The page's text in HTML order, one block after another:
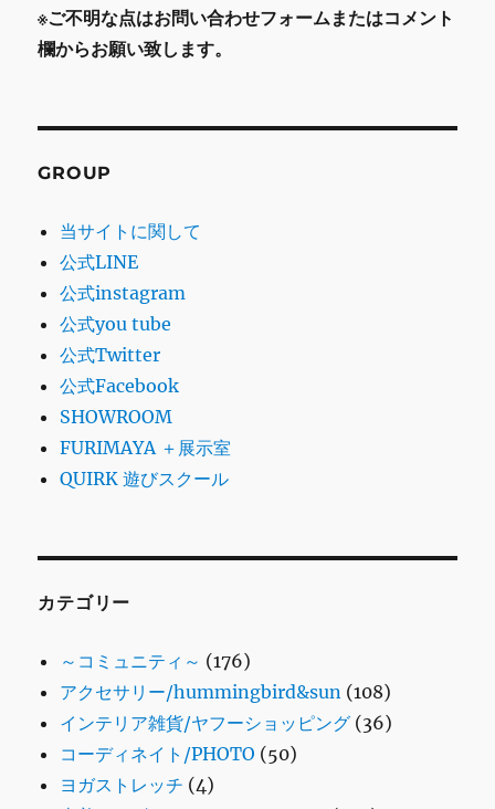
※ご不明な点はお問い合わせフォームまたはコメント
欄からお願い致します。
GROUP
当サイトに関して
公式LINE
公式instagram
公式you tube
公式Twitter
公式Facebook
SHOWROOM
FURIMAYA ＋展示室
QUIRK 遊びスクール
カテゴリー
～コミュニティ～ (176)
アクセサリー/hummingbird&sun (108)
インテリア雑貨/ヤフーショッピング (36)
コーディネイト/PHOTO (50)
ヨガストレッチ (4)